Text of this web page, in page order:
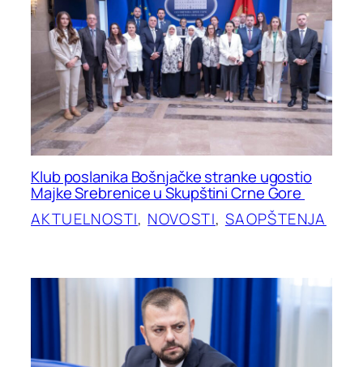
Klub poslanika Bošnjačke stranke ugostio
Majke Srebrenice u Skupštini Crne Gore
AKTUELNOSTI, NOVOSTI, SAOPŠTENJA